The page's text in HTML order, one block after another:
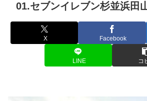
01.セブンイレブン杉並浜田
X Facebook
LINE コ